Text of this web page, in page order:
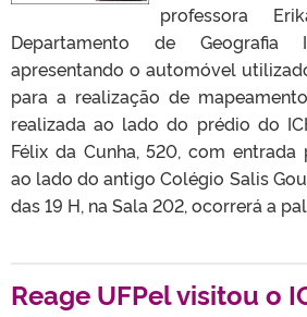
professora
Departamento de Geografia
apresentando o automóvel
para a realização de
realizada ao lado do prédio do
Félix da Cunha, 520, com entrada
ao lado do antigo Colégio Salis
das 19 H, na Sala 202, ocorrerá a
Reage UFPel visitou o